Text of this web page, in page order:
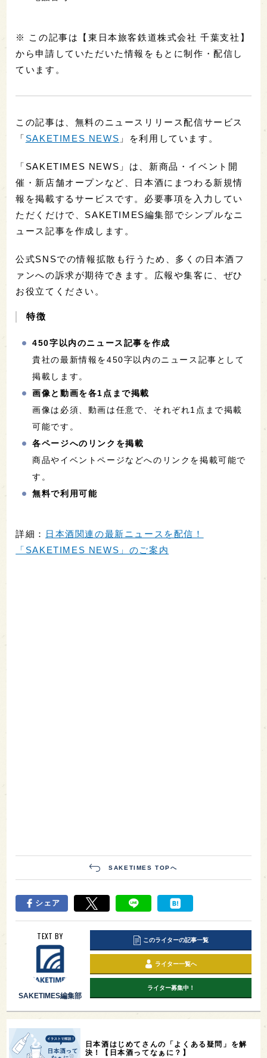
※ この記事は【東日本旅客鉄道株式会社 千葉支社】
から申請していただいた情報をもとに制作・配信し
ています。
この記事は、無料のニュースリリース配信サービス
「 SAKETIMES NEWS 」を利用しています。
「SAKETIMES NEWS」は、新商品・イベント開
催・新店舗オープンなど、日本酒にまつわる新規情
報を掲載するサービスです。必要事項を入力してい
ただくだけで、SAKETIMES編集部でシンプルなニ
ュース記事を作成します。
公式SNSでの情報拡散も行うため、多くの日本酒フ
ァンへの訴求が期待できます。広報や集客に、ぜひ
お役立てください。
特徴
450字以内のニュース記事を作成
貴社の最新情報を450字以内のニュース記事として
掲載します。
画像と動画を各1点まで掲載
画像は必須、動画は任意で、それぞれ1点まで掲載
可能です。
各ページへのリンクを掲載
商品やイベントページなどへのリンクを掲載可能で
す。
無料で利用可能
詳細：
日本酒関連の最新ニュースを配信！
「SAKETIMES NEWS」のご案内
SAKETIMES TOPへ
シェア
TEXT BY
SAKETIMES編集部
このライターの記事一覧
ライター一覧へ
ライター募集中！
日本酒はじめてさんの「よくある疑問」を解
決！【日本酒ってなぁに？】